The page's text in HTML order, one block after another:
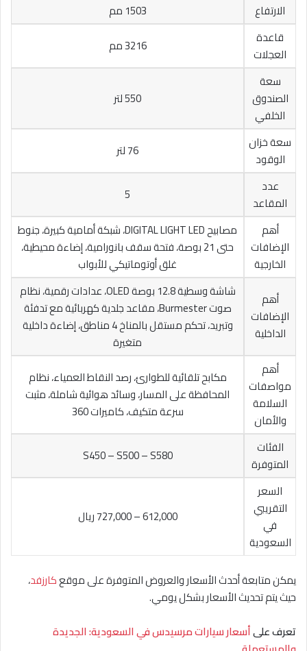
الارتفاع
1503 مم
قاعدة
العجلات
3216 مم
سعة
الصندوق
الخلفي
550 لتر
سعة خزان
الوقود
76 لتر
عدد
المقاعد
5
أهم
الإضافات
الخارجية
مصابيح DIGITAL LIGHT LED، شبكة أمامية كبيرة، جنوط
حتى 21 بوصة، فتحة سقف بانورامية، إضاءة محيطية،
غلق أوتوماتيكي للأبواب
أهم
الإضافات
الداخلية
شاشة وسطية 12.8 بوصة OLED، عدادات رقمية، نظام
صوت Burmester، مقاعد جلدية كهربائية مع تدفئة
وتبريد، تحكم مستقل بالمناخ 4 مناطق، إضاءة داخلية
متغيرة
أهم
مواصفات
السلامة
والأمان
مكابح تلقائية للطوارئ، رصد النقاط العمياء، نظام
المحافظة على المسار، وسائد هوائية شاملة، مثبت
سرعة متكيف، كاميرات 360
الفئات
المتوفرة
S450 – S500 – S580
السعر
التقريبي
في
السعودية
612,000 – 727,000 ريال
يمكن متابعة أحدث الأسعار والعروض المتوفرة على موقعكارزفد،
حيث يتم تحديث الأسعار بشكل يومي.
تعرف علىأسعار سيارات مرسيدس في السعودية: الجديدة